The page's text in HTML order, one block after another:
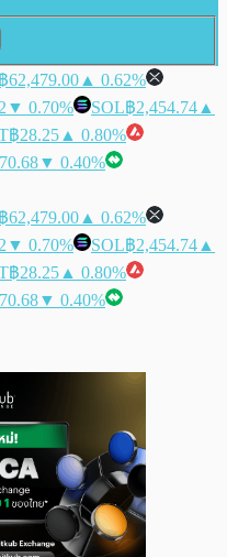
฿62,479.00 ▲ 0.62%
▼ 0.70% SOL฿2,454.74 ▲
฿28.25 ▲ 0.80%
▼ 0.40%
฿62,479.00 ▲ 0.62%
▼ 0.70% SOL฿2,454.74 ▲
฿28.25 ▲ 0.80%
▼ 0.40%